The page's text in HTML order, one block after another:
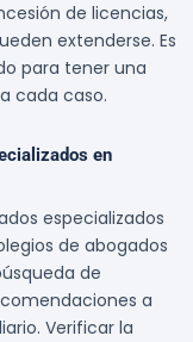
de licencias,
extenderse. Es
para tener una
cada caso.
en
especializados
de abogados
de
a
Verificar la